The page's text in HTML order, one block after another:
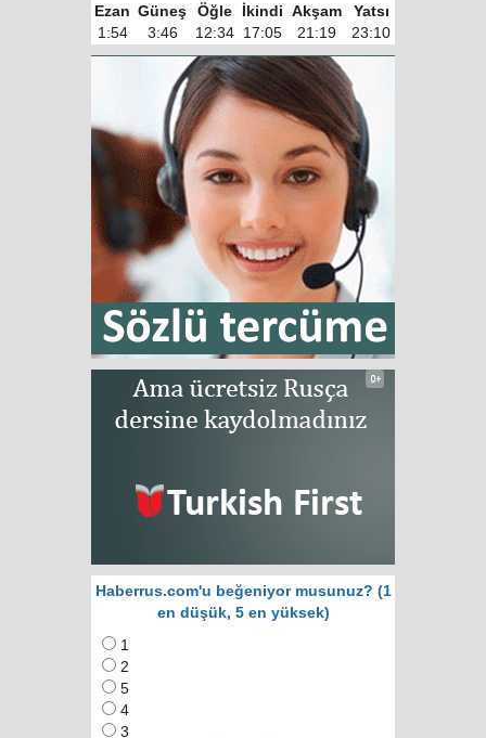
Ezan Güneş Öğle İkindi Akşam
Yatsı
1:54
3:46 12:34 17:05 21:19 23:10
Haberrus.com'u beğeniyor musunuz? (1
en düşük, 5 en yüksek)
1
2
5
4
3